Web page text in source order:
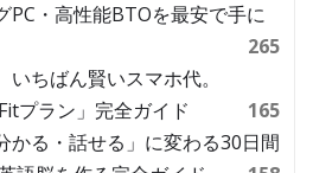
PC・高性能BTOを最安で手に
265
ちばん賢いスマホ代。
プラン」完全ガイド
165
かる・話せる」に変わる30日間